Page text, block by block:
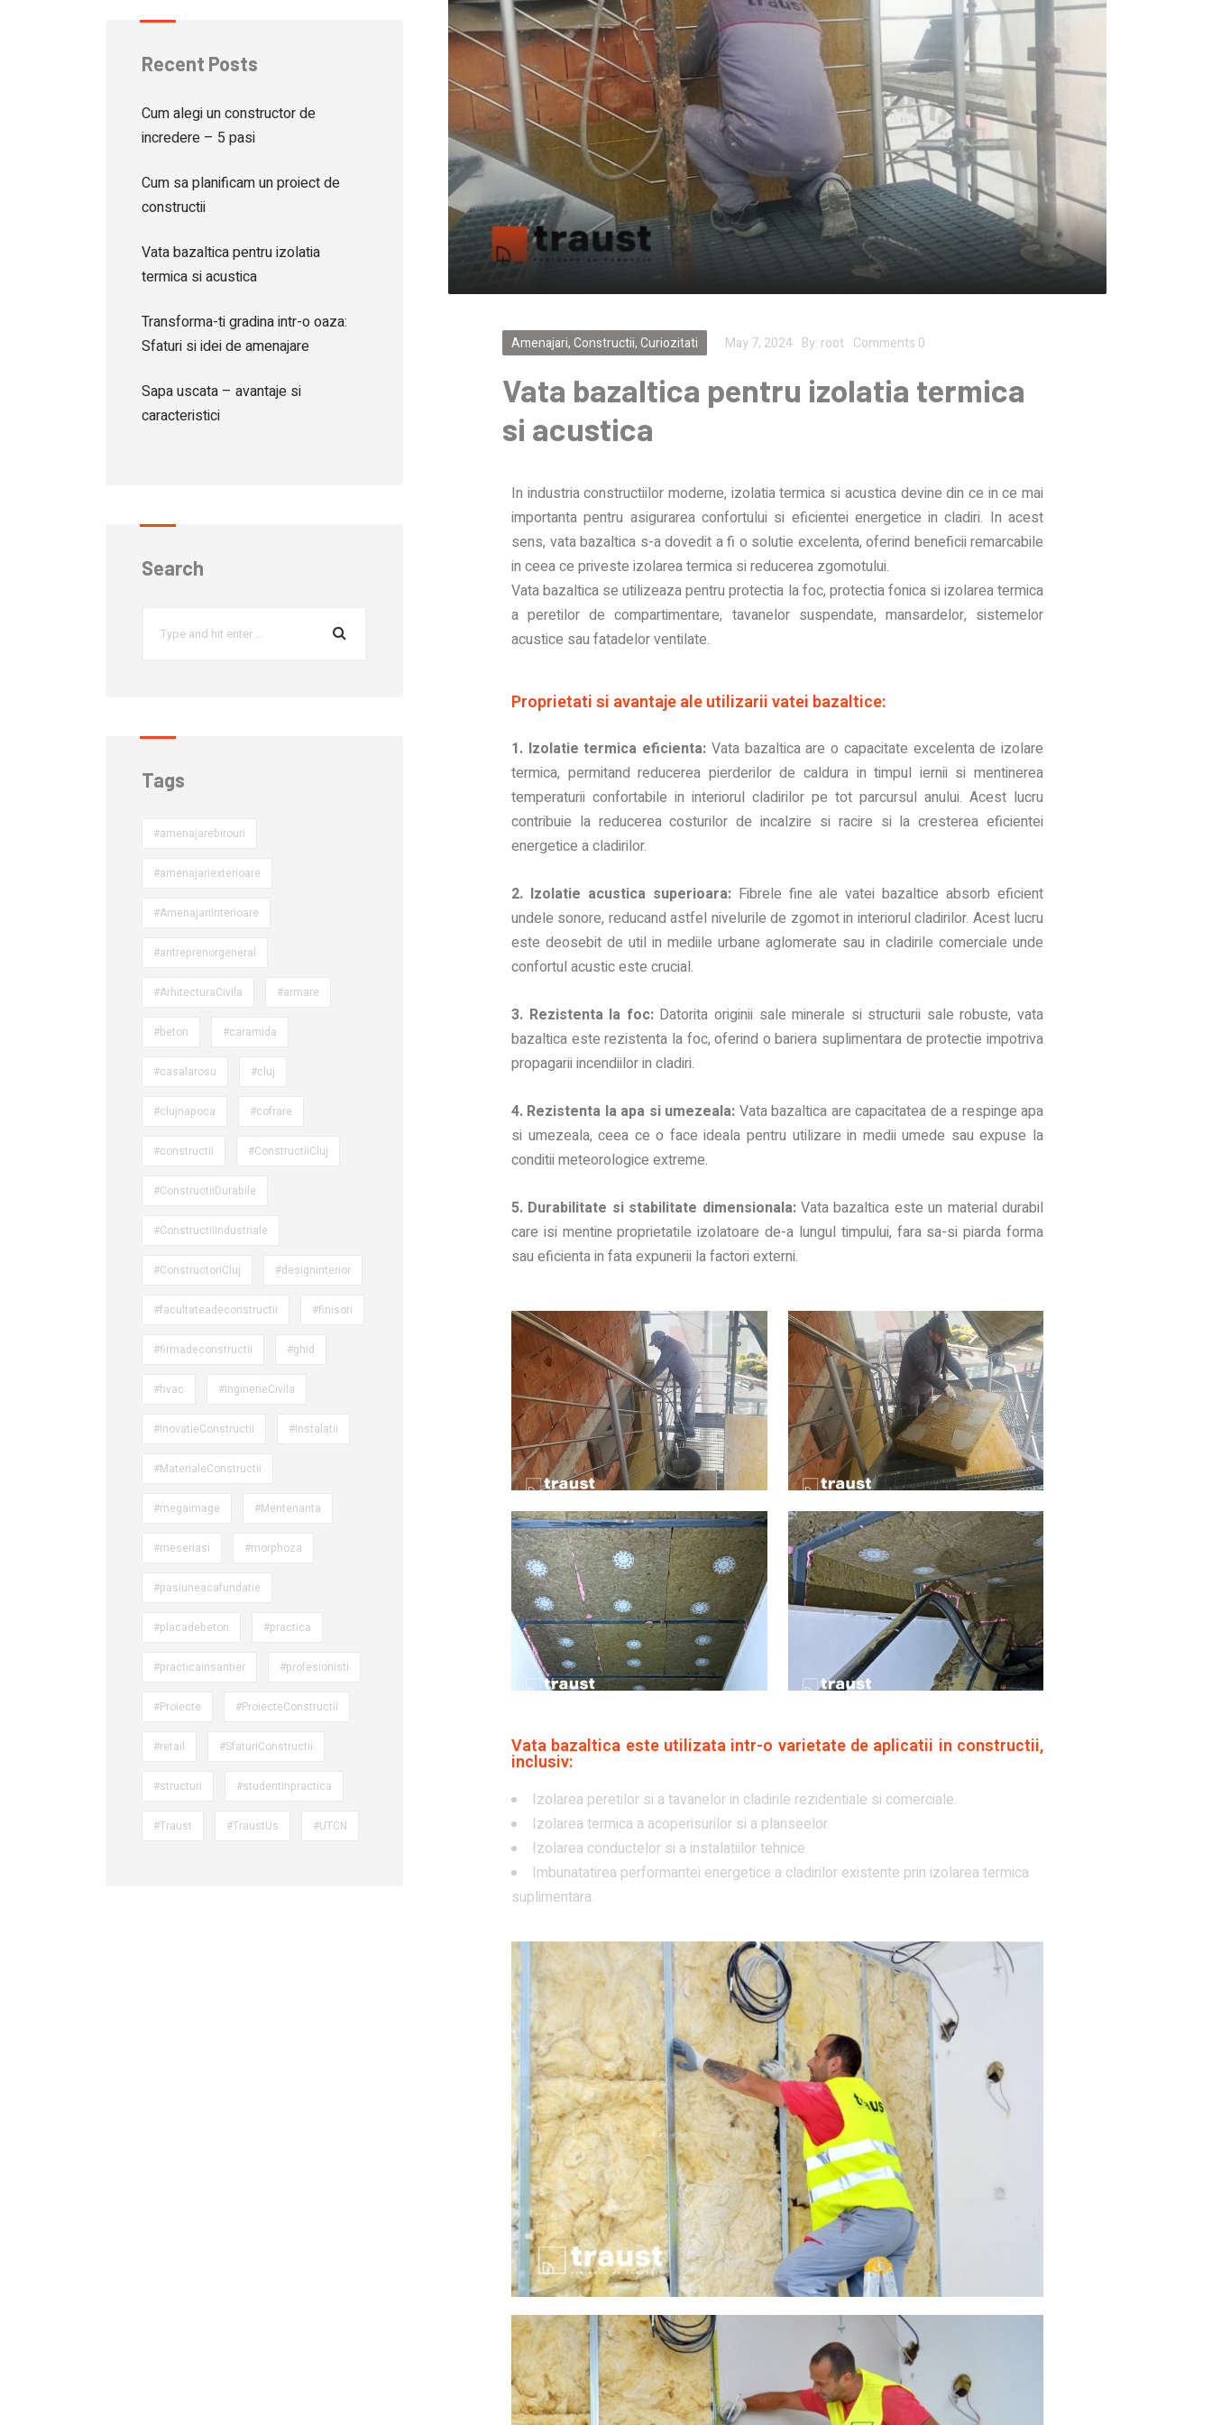
Amenajari,Constructii,Curiozitati May 7, 2024 By: root Comments 0
Vata bazaltica pentru izolatia termica
si acustica
In industria constructiilor moderne, izolatia termica si acustica devine din ce in ce mai
importanta pentru asigurarea confortului si eficientei energetice in cladiri. In acest
sens, vata bazaltica s-a dovedit a fi o solutie excelenta, oferind beneficii remarcabile
in ceea ce priveste izolarea termica si reducerea zgomotului.
Vata bazaltica se utilizeaza pentru protectia la foc, protectia fonica si izolarea termica
a peretilor de compartimentare, tavanelor suspendate, mansardelor, sistemelor
acustice sau fatadelor ventilate.
Proprietati si avantaje ale utilizarii vatei bazaltice:
1. Izolatie termica eficienta: Vata bazaltica are o capacitate excelenta de izolare
termica, permitand reducerea pierderilor de caldura in timpul iernii si mentinerea
temperaturii confortabile in interiorul cladirilor pe tot parcursul anului. Acest lucru
contribuie la reducerea costurilor de incalzire si racire si la cresterea eficientei
energetice a cladirilor.
2. Izolatie acustica superioara:Fibrele fine ale vatei bazaltice absorb eficient
undele sonore, reducand astfel nivelurile de zgomot in interiorul cladirilor. Acest lucru
este deosebit de util in mediile urbane aglomerate sau in cladirile comerciale unde
confortul acustic este crucial.
3. Rezistenta la foc:Datorita originii sale minerale si structurii sale robuste, vata
bazaltica este rezistenta la foc, oferind o bariera suplimentara de protectie impotriva
propagarii incendiilor in cladiri.
4. Rezistenta la apa si umezeala: Vata bazaltica are capacitatea de a respinge apa
si umezeala, ceea ce o face ideala pentru utilizare in medii umede sau expuse la
conditii meteorologice extreme.
5. Durabilitate si stabilitate dimensionala:Vata bazaltica este un material durabil
care isi mentine proprietatile izolatoare de-a lungul timpului, fara sa-si piarda forma
sau eficienta in fata expunerii la factori externi.
Vata bazaltica este utilizata intr-o varietate de aplicatii in constructii,
inclusiv:
Izolarea peretilor si a tavanelor in cladirile rezidentiale si comerciale.
Izolarea termica a acoperisurilor si a planseelor.
Izolarea conductelor si a instalatiilor tehnice.
Imbunatatirea performantei energetice a cladirilor existente prin izolarea termica
suplimentara.
Recent Posts
Cum alegi un constructor de
incredere – 5 pasi
Cum sa planificam un proiect de
constructii
Vata bazaltica pentru izolatia
termica si acustica
Transforma-ti gradina intr-o oaza:
Sfaturi si idei de amenajare
Sapa uscata – avantaje si
caracteristici
Search
Tags
#amenajarebirouri
#amenajariexterioare
#AmenajariInterioare
#antreprenorgeneral
#ArhitecturaCivila #armare
#beton #caramida
#casalarosu #cluj
#clujnapoca #cofrare
#constructii #ConstructiiCluj
#ConstructiiDurabile
#ConstructiiIndustriale
#ConstructoriCluj #designinterior
#facultateadeconstructii #finisori
#firmadeconstructii #ghid
#hvac #InginerieCivila
#InovatieConstructii #Instalatii
#MaterialeConstructii
#megaimage #Mentenanta
#meseriasi #morphoza
#pasiuneacafundatie
#placadebeton #practica
#practicainsantier #profesionisti
#Proiecte #ProiecteConstructii
#retail #SfaturiConstructii
#structuri #studentinpractica
#Traust #TraustUs #UTCN